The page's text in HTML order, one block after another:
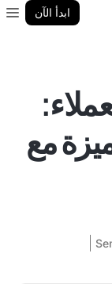
ابدأ الآن
مع